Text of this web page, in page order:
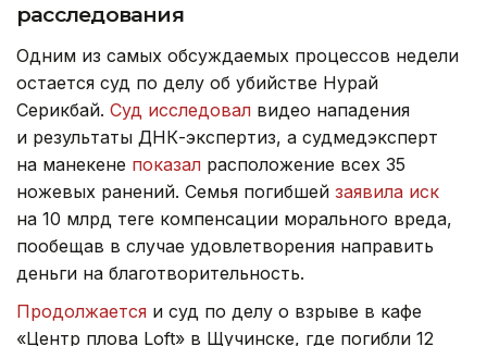
расследования
Одним из самых обсуждаемых процессов недели
остается суд по делу об убийстве Нурай
Серикбай. Суд исследовал видео нападения
и результаты ДНК-экспертиз, а судмедэксперт
на манекене показал расположение всех 35
ножевых ранений. Семья погибшей заявила иск
на 10 млрд теңге компенсации морального вреда,
пообещав в случае удовлетворения направить
деньги на благотворительность.
Продолжается и суд по делу о взрыве в кафе
«Центр плова Loft» в Щучинске, где погибли 12